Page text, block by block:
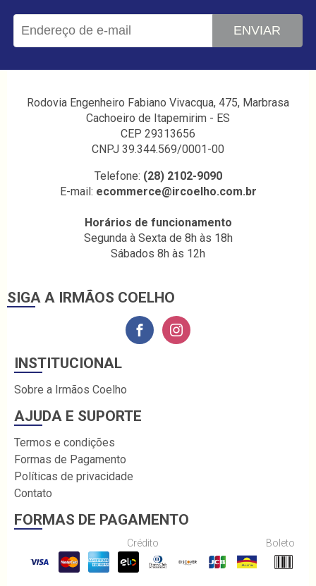
ENVIAR
Rodovia Engenheiro Fabiano Vivacqua, 475, Marbrasa
Cachoeiro de Itapemirim - ES
CEP 29313656
CNPJ 39.344.569/0001-00
Telefone: (28) 2102-9090
E-mail: ecommerce@ircoelho.com.br
Horários de funcionamento
Segunda à Sexta de 8h às 18h
Sábados 8h às 12h
SIGA A IRMÃOS COELHO
INSTITUCIONAL
Sobre a Irmãos Coelho
AJUDA E SUPORTE
Termos e condições
Formas de Pagamento
Políticas de privacidade
Contato
FORMAS DE PAGAMENTO
Crédito Boleto